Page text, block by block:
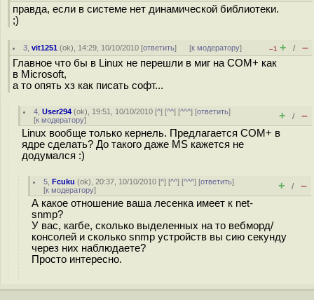
правда, если в системе нет динамической библиотеки.
;)
3 ,vit1251 (ok), 14:29, 10/10/2010 [ответить] [к модератору] –1 + / –
Главное что бы в Linux не перешли в миг на COM+ как
в Microsoft,
а то опять хз как писать софт...
4 ,User294 (ok), 19:51, 10/10/2010 [^] [^^] [^^^] [ответить]
[к модератору] + / –
Linux вообще только кернель. Предлагается COM+ в
ядре сделать? До такого даже MS кажется не
додумался :)
5 ,Fcuku (ok), 20:37, 10/10/2010 [^] [^^] [^^^] [ответить]
[к модератору] + / –
А какое отношение ваша лесенка имеет к net-
snmp?
У вас, кагбе, сколько выделенных на то вебморд/
консолей и сколько snmp устройств вы сию секунду
через них наблюдаете?
Просто интересно.